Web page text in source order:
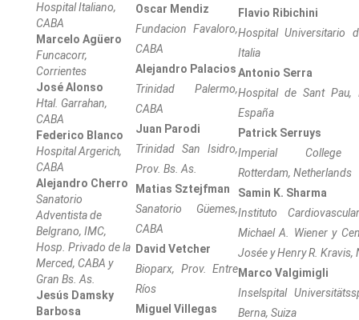
Hospital Italiano,
CABA
Marcelo Agüero
Funcacorr,
Corrientes
José Alonso
Htal. Garrahan,
CABA
Federico Blanco
Hospital Argerich,
CABA
Alejandro Cherro
Sanatorio
Adventista de
Belgrano, IMC,
Hosp. Privado de la
Merced, CABA y
Gran Bs. As.
Jesús Damsky
Barbosa
Oscar Mendiz
Fundacion Favaloro,
CABA
Alejandro Palacios
Trinidad Palermo,
CABA
Juan Parodi
Trinidad San Isidro,
Prov. Bs. As.
Matias Sztejfman
Sanatorio Güemes,
CABA
David Vetcher
Bioparx, Prov. Entre
Ríos
Miguel Villegas
Flavio Ribichini
Hospital Universitario
Italia
Antonio Serra
Hospital de Sant Pau,
España
Patrick Serruys
Imperial College
Rotterdam, Netherlands
Samin K. Sharma
Instituto
Michael A. Wiener y
Josée y Henry R. Kravis,
Marco Valgimigli
Inselspital
Berna, Suiza